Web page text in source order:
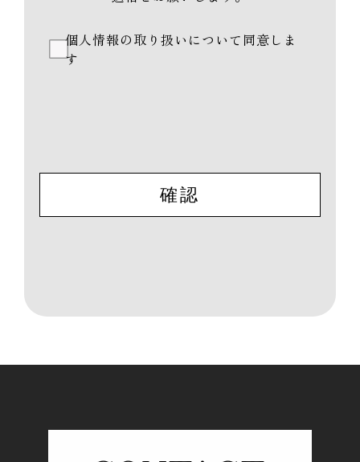
個人情報の取り扱いについて同意しま
す